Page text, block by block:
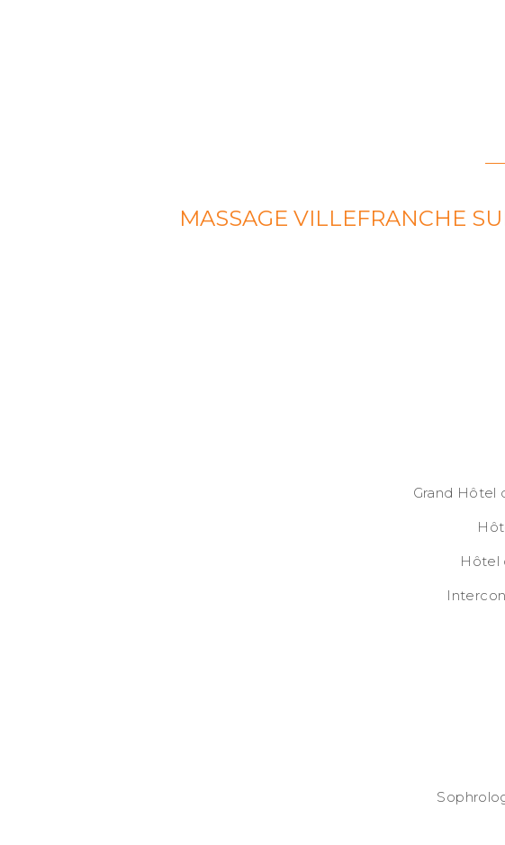
MASSAGE VILLEFRANCHE
Grand Hôtel
Hôtel